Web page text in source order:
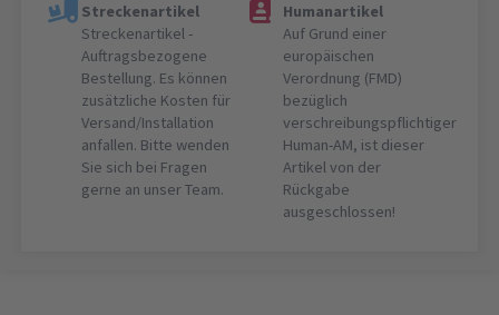
Streckenartikel
Streckenartikel -
Auftragsbezogene
Bestellung. Es können
zusätzliche Kosten für
Versand/Installation
anfallen. Bitte wenden
Sie sich bei Fragen
gerne an unser Team.
Humanartikel
Auf Grund einer
europäischen
Verordnung (FMD)
bezüglich
verschreibungspflichtiger
Human-AM, ist dieser
Artikel von der
Rückgabe
ausgeschlossen!